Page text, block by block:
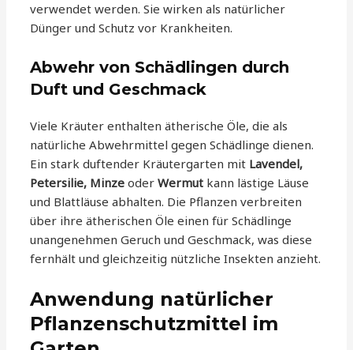
verwendet werden. Sie wirken als natürlicher
Dünger und Schutz vor Krankheiten.
Abwehr von Schädlingen durch
Duft und Geschmack
Viele Kräuter enthalten ätherische Öle, die als
natürliche Abwehrmittel gegen Schädlinge dienen.
Ein stark duftender Kräutergarten mit Lavendel,
Petersilie, Minze oderWermut kann lästige Läuse
und Blattläuse abhalten. Die Pflanzen verbreiten
über ihre ätherischen Öle einen für Schädlinge
unangenehmen Geruch und Geschmack, was diese
fernhält und gleichzeitig nützliche Insekten anzieht.
Anwendung natürlicher
Pflanzenschutzmittel im